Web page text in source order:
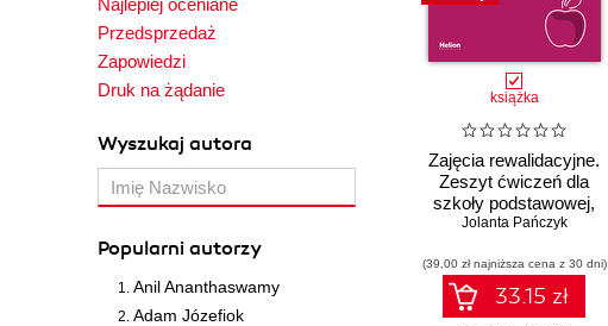
Najlepiej oceniane
Przedsprzedaż
Zapowiedzi
Druk na żądanie
Wyszukaj autora
Popularni autorzy
Anil Ananthaswamy
Adam Józefiok
książka
Zajęcia rewalidacyjne.
Zeszyt ćwiczeń dla
szkoły podstawowej,
klasy 1 - 3. Część 2.
otaczającym świecie i
doskonalimy logiczne
myślenie
Jolanta Pańczyk
(39,00 zł najniższa cena z 30 dni)
33.15 zł